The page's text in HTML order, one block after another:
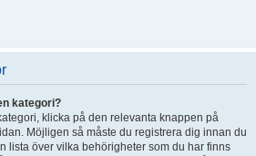
kategori?
klicka på den relevanta knappen på
Möjligen så måste du registrera dig innan du
lista över vilka behörigheter som du har finns